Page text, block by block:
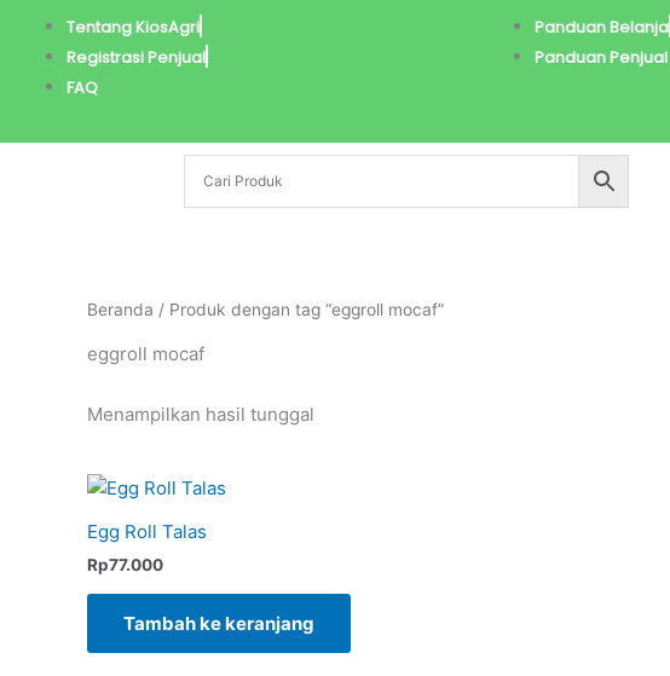
Tentang KiosAgri
Registrasi Penjual
FAQ
Panduan Belanja
Panduan Penjual
Beranda / Produk dengan tag “eggroll mocaf”
eggroll mocaf
Menampilkan hasil tunggal
Egg Roll Talas
Rp77.000
Tambah ke keranjang